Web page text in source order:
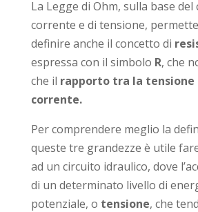
La Legge di Ohm, sulla base del
corrente e di tensione,
definire anche il concetto di
espressa con il simbolo R, che
che il rapporto tra la tensione
corrente.
Per comprendere meglio la
queste tre grandezze è utile
ad un circuito idraulico, dove
di un determinato livello di
potenziale, o tensione, che